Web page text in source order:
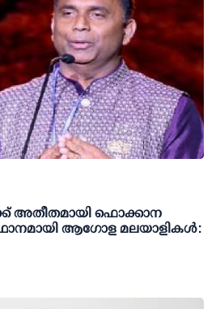
അതീതമായി ഫൊക്കാന
ആഗോള മലയാളികൾ: